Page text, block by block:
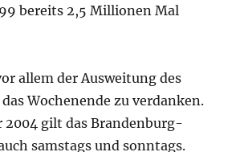
bereits 2,5 Millionen Mal
allem der Ausweitung des
Wochenende zu verdanken.
2004 gilt das Brandenburg-
samstags und sonntags.